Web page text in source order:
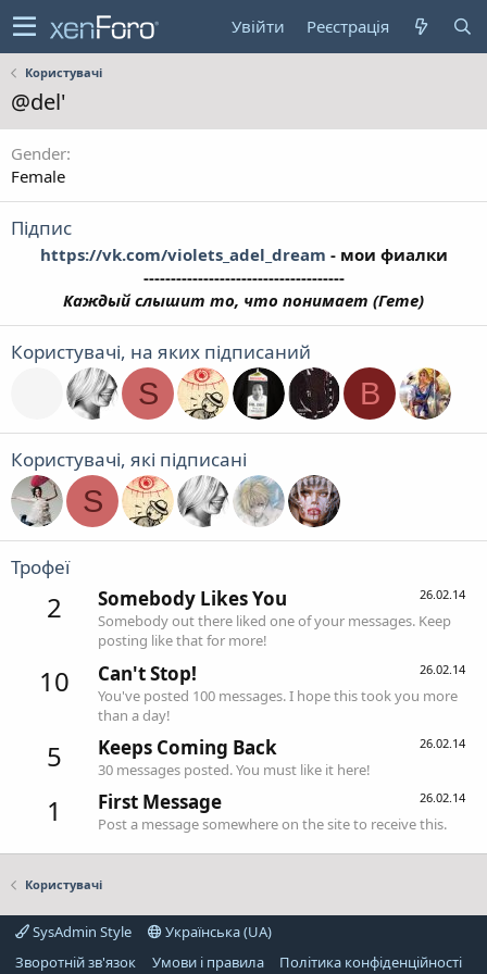
Увійти Реєстрація
Користувачі
@del'
Gender
Female
Підпис
https://vk.com/violets_adel_dream - мои фиалки
-------------------------------------
Каждый слышит то, что понимает (Гете)
Користувачі, на яких підписаний
S B
Користувачі, які підписані
S
Трофеї
2 26.02.14
Somebody Likes You
Somebody out there liked one of your messages. Keep
posting like that for more!
10 26.02.14
Can't Stop!
You've posted 100 messages. I hope this took you more
than a day!
5 26.02.14
Keeps Coming Back
30 messages posted. You must like it here!
1 26.02.14
First Message
Post a message somewhere on the site to receive this.
Користувачі
SysAdmin Style
Українська (UA)
Зворотній зв'язок
Умови і правила
Політика конфіденційності